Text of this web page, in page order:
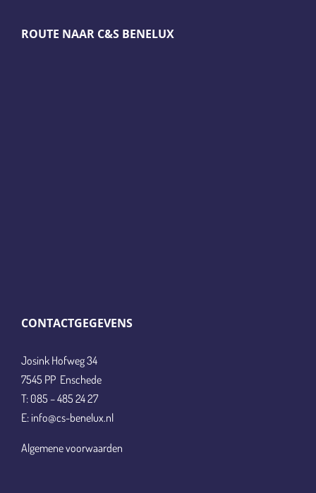
ROUTE NAAR C&S BENELUX
CONTACTGEGEVENS
Josink Hofweg 34
7545 PP Enschede
T: 085 – 485 24 27
E: info@cs-benelux.nl
Algemene voorwaarden